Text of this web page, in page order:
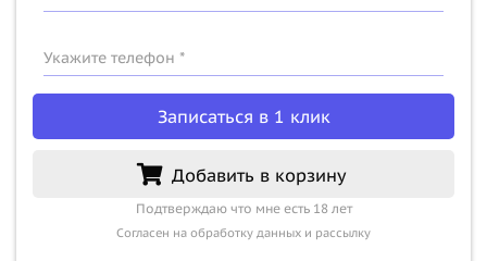
Укажите телефон *
Записаться в 1 клик
Добавить в корзину
Подтверждаю что мне есть 18 лет
Согласен на обработку данных и рассылку